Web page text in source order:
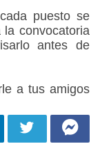
puesto se
convocatoria
antes de
a tus amigos